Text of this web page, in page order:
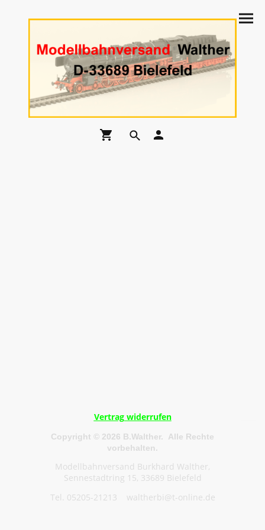
Vertrag widerrufen
Copyright © 2026 B.Walther. Alle Rechte
vorbehalten.
Modellbahnversand Burkhard Walther,
Sennestadtring 15, 33689 Bielefeld
Tel. 05205-21213 waltherbi@t-online.de